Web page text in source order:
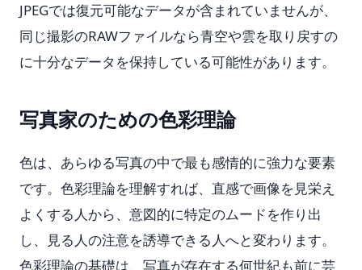
JPEGでは復元可能なデータが含まれていませんが、
同じ撮影のRAWファイルなら青空や雲を取り戻すの
に十分なデータを保持している可能性があります。
写真家のための色彩理論
色は、あらゆる写真の中で最も感情的に強力な要素
です。色彩理論を理解すれば、直感で画像を見栄え
よくする人から、意図的に特定のムードを作り出
し、見る人の注意を誘導できる人へと変わります。
色彩理論の基礎は、写真が存在する何世紀も前に芸